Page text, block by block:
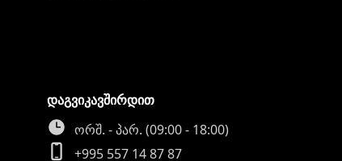
დაგვიკავშირდით
ორშ. - პარ. (09:00 - 18:00)
+995 557 14 87 87